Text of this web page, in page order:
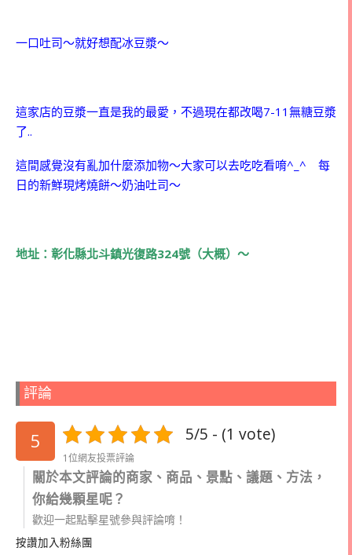
一口吐司～就好想配冰豆漿～
這家店的豆漿一直是我的最愛，不過現在都改喝7-11無糖豆漿
了..
這間感覺沒有亂加什麼添加物～大家可以去吃吃看唷^_^ 每
日的新鮮現烤燒餅～奶油吐司～
地址：彰化縣北斗鎮光復路324號（大概）～
評論
5 5/5 - (1 vote)
1位網友投票評論
關於本文評論的商家、商品、景點、議題、方法，
你給幾顆星呢？
歡迎一起點擊星號參與評論唷！
按讚加入粉絲團